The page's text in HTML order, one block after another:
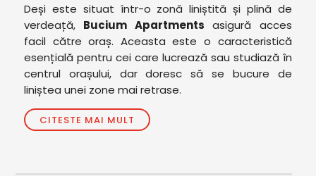
Deși este situat într-o zonă liniștită și plină de
verdeață, Bucium Apartments asigură acces
facil către oraș. Aceasta este o caracteristică
esențială pentru cei care lucrează sau studiază în
centrul orașului, dar doresc să se bucure de
liniștea unei zone mai retrase.
CITESTE MAI MULT